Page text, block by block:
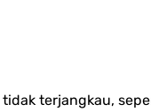
terjangkau,